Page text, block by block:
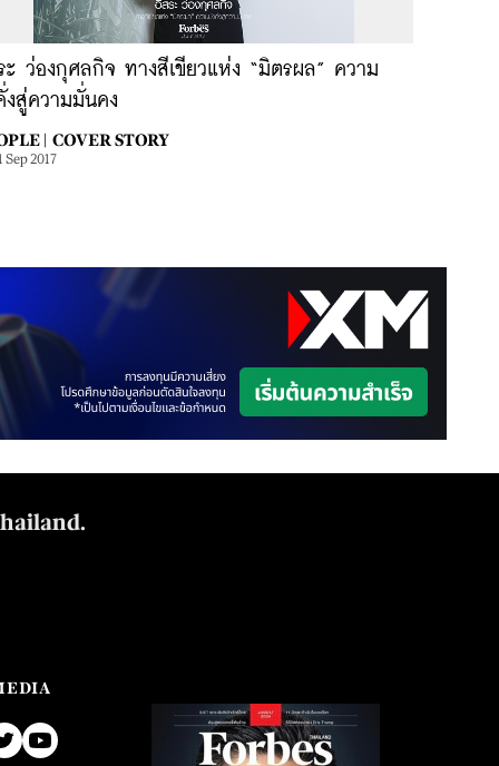
ะ ว่องกุศลกิจ ทางสีเขียวแห่ง “มิตรผล” ความ
งสู่ความมั่นคง
| COVER STORY
Sep 2017